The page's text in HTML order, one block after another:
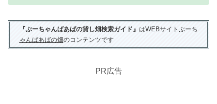
『ぶーちゃんばあばの貸し畑検索ガイド』 はWEBサイトぶーち
ゃんばあばの畑のコンテンツです
PR広告